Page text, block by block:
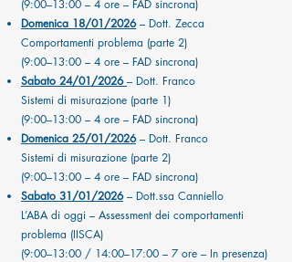
(9:00–13:00 – 4 ore – FAD sincrona)
Domenica 18/01/2026– Dott. Zecca
Comportamenti problema (parte 2)
(9:00–13:00 – 4 ore – FAD sincrona)
Sabato 24/01/2026– Dott. Franco
Sistemi di misurazione (parte 1)
(9:00–13:00 – 4 ore – FAD sincrona)
Domenica 25/01/2026– Dott. Franco
Sistemi di misurazione (parte 2)
(9:00–13:00 – 4 ore – FAD sincrona)
Sabato 31/01/2026– Dott.ssa Canniello
L’ABA di oggi – Assessment dei comportamenti
problema (IISCA)
(9:00–13:00 / 14:00–17:00 – 7 ore – In presenza)